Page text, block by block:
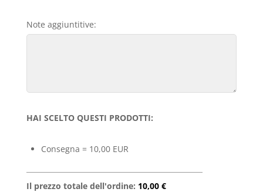
Note aggiuntitive:
HAI SCELTO QUESTI PRODOTTI:
Consegna = 10,00 EUR
Il prezzo totale dell'ordine: 10,00 €